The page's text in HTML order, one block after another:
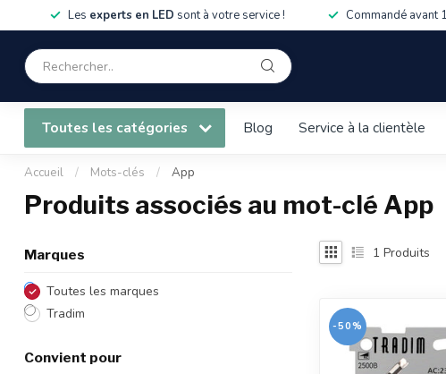
Les experts en LED sont à votre service ! Commandé avant
Toutes les catégories Blog Service à la clientèle
Accueil / Mots-clés / App
Produits associés au mot-clé App
Marques
Toutes les marques
Tradim
Convient pour
1 Produits
-50%